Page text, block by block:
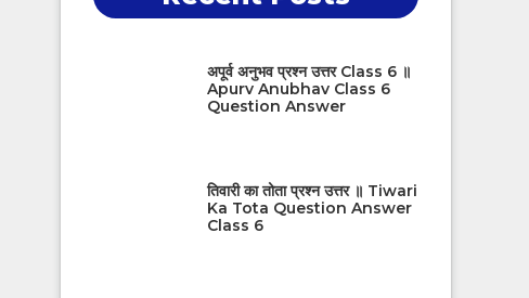
अपूर्व अनुभव प्रश्न उत्तर Class 6 ॥
Apurv Anubhav Class 6
Question Answer
तिवारी का तोता प्रश्न उत्तर ॥ Tiwari
Ka Tota Question Answer
Class 6